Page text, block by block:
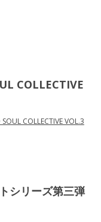
COLLECTIVE
SOUL COLLECTIVE VOL.3
シリーズ第三弾